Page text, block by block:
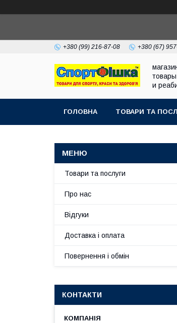
+380 (99) 216-87-08 +380 (67)
и
ГОЛОВНА ТОВАРИ ТА
Товари та послуги
Про нас
Відгуки
Доставка і оплата
Повернення і обмін
КОНТАКТИ